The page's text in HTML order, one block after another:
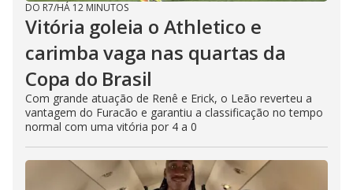
DO R7/HÁ 12 MINUTOS
Vitória goleia o Athletico e
carimba vaga nas quartas da
Copa do Brasil
Com grande atuação de Renê e Erick, o Leão reverteu a
vantagem do Furacão e garantiu a classificação no tempo
normal com uma vitória por 4 a 0